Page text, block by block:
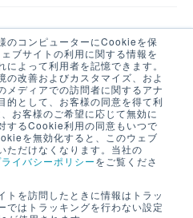
のコンピューターにCookieを保
ブサイトの利用に関する情報を
よって利用者を記憶できます。
の改善およびカスタマイズ、およ
メディアでの訪問者に関するアナ
的として、お客様の同意を得て利
お客様のご希望に応じて無効に
するCookie利用の同意もいつで
を無効化すると、このウェブ
ただけなくなります。当社の
イバシーポリシーをご覧くださ
トを訪問したときに情報はトラッ
ではトラッキングを行わない設定
リシー
ついて